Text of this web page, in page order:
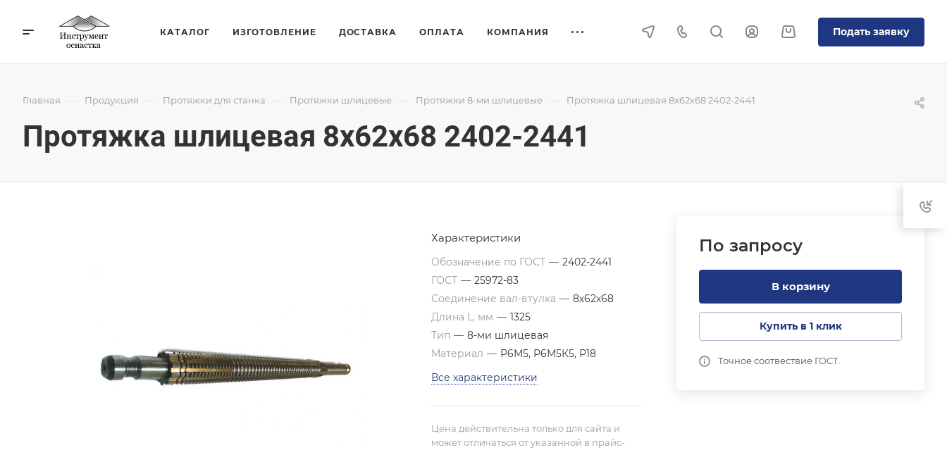
КАТАЛОГ ИЗГОТОВЛЕНИЕ ДОСТАВКА ОПЛАТА КОМПАНИЯ Подать заявку
Главная — Продукция — Протяжки для станка — Протяжки шлицевые — Протяжки 8-ми шлицевые — Протяжка шлицевая 8x62x68 2402-2441
Протяжка шлицевая 8x62x68 2402-2441
По запросу
В корзину
Купить в 1 клик
Точное соотвествие ГОСТ.
Характеристики
Обозначение по ГОСТ — 2402-2441
ГОСТ — 25972-83
Соединение вал-втулка — 8х62х68
Длина L, мм — 1325
Тип — 8-ми шлицевая
Материал — Р6М5, Р6М5К5, Р18
Все характеристики
Цена действительна только для сайта и
может отличаться от указанной в прайс-